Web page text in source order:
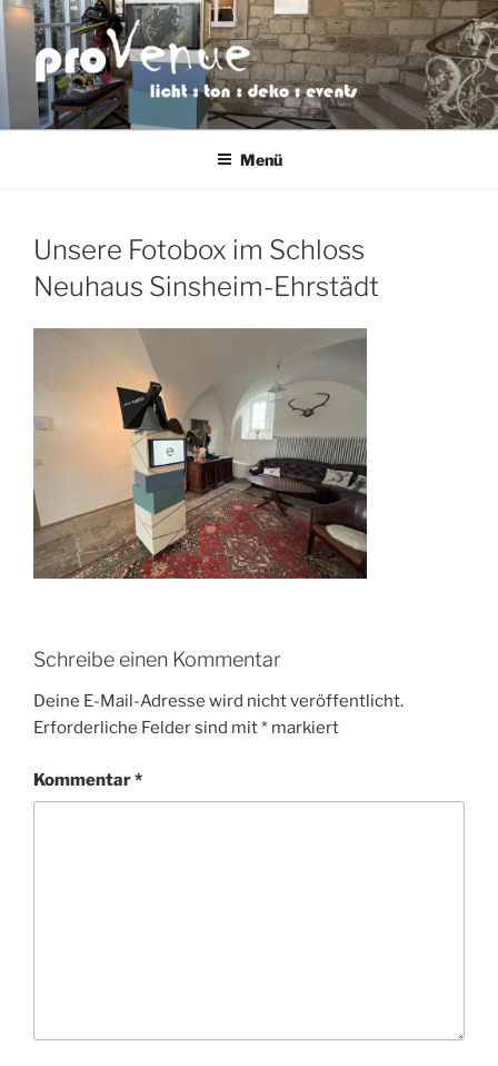
Zum
Inhalt
springen
PROVENUE
VERANSTALTUNGSTECHNIK
licht : ton : deko : events
Menü
Unsere Fotobox im Schloss
Neuhaus Sinsheim-Ehrstädt
Schreibe einen Kommentar
Deine E-Mail-Adresse wird nicht veröffentlicht.
Erforderliche Felder sind mit* markiert
Kommentar*